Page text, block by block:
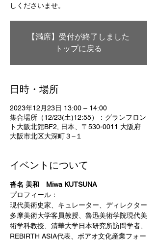
しくださいませ。
【満席】受付が終了しました
トップに戻る
日時・場所
2023年12月23日 13:00 – 14:00
集合場所（12/23(土)12:55）：グランフロン
ト大阪北館BF2, 日本、〒530-0011 大阪府
大阪市北区大深町３−１
イベントについて
沓名 美和　Miwa KUTSUNA
プロフィール：
現代美術史家、キュレーター、ディレクター
多摩美術大学客員教授、魯迅美術学院現代美
術学科教授、清華大学日本研究所訪問学者、
REBIRTH ASIA代表、ボアオ文化産業フォー